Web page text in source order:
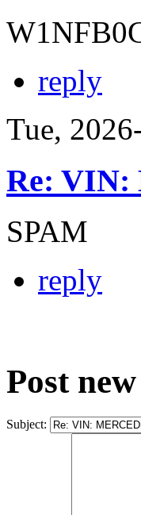
reply
Tue,
Re: VIN:
SPAM
reply
Post
Subject: